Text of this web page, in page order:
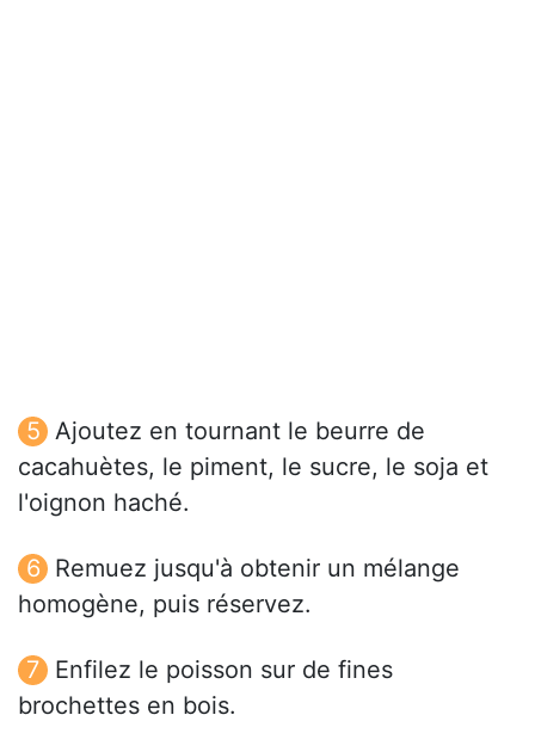
Ajoutez en tournant le beurre de
cacahuètes, le piment, le sucre, le soja et
l'oignon haché.
Remuez jusqu'à obtenir un mélange
homogène, puis réservez.
Enfilez le poisson sur de fines
brochettes en bois.